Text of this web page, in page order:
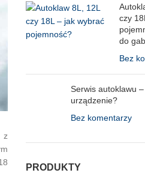
z
czy
do
Bez
Serwis autoklawu
urządzenie?
Bez komentarzy
PRODUKTY